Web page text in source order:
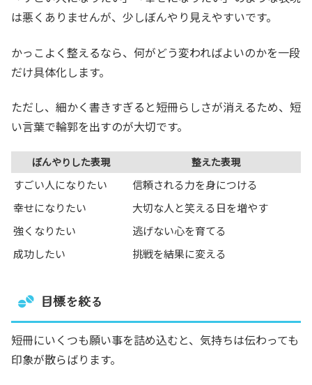
は悪くありませんが、少しぼんやり見えやすいです。
かっこよく整えるなら、何がどう変わればよいのかを一段
だけ具体化します。
ただし、細かく書きすぎると短冊らしさが消えるため、短
い言葉で輪郭を出すのが大切です。
ぼんやりした表現 整えた表現
すごい人になりたい
信頼される力を身につける
幸せになりたい
大切な人と笑える日を増やす
強くなりたい
逃げない心を育てる
成功したい
挑戦を結果に変える
目標を絞る
短冊にいくつも願い事を詰め込むと、気持ちは伝わっても
印象が散らばります。